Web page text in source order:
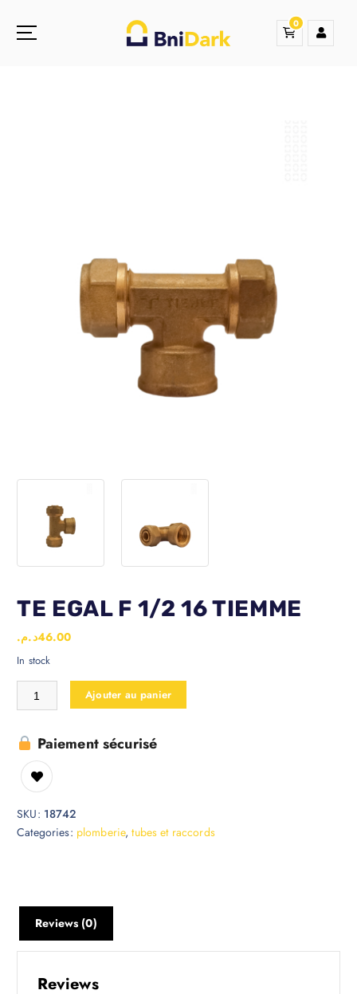
0
TE EGAL F 1/2 16 TIEMME
46.00د.م.
In stock
Ajouter au panier
Paiement sécurisé
SKU: 18742
Categories: plomberie,tubes et raccords
Reviews (0)
Reviews